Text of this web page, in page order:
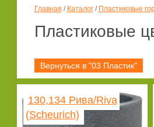
Главная / Каталог/ Пластиковые
Пластиковые
Вернуться в "03 Пластик"
130,134 Рива/Riva
(Scheurich)